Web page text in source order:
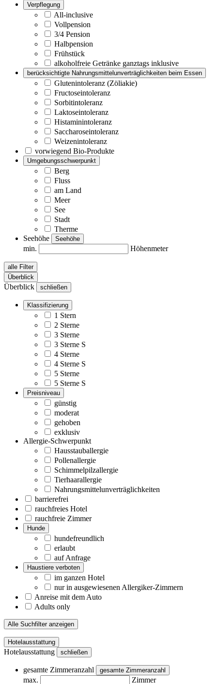
Verpflegung
All-inclusive
Vollpension
3/4 Pension
Halbpension
Frühstück
alkoholfreie Getränke ganztags inklusive
berücksichtigte Nahrungsmittelunverträglichkeiten beim Essen
Glutenintoleranz (Zöliakie)
Fructoseintoleranz
Sorbitintoleranz
Laktoseintoleranz
Histaminintoleranz
Saccharoseintoleranz
Weizenintoleranz
vorwiegend Bio-Produkte
Umgebungsschwerpunkt
Berg
Fluss
am Land
Meer
See
Stadt
Therme
Seehöhe
Seehöhe
min. Höhenmeter
alle Filter
Überblick
Überblick schließen
Klassifizierung
1 Stern
2 Sterne
3 Sterne
3 Sterne S
4 Sterne
4 Sterne S
5 Sterne
5 Sterne S
Preisniveau
günstig
moderat
gehoben
exklusiv
Allergie-Schwerpunkt
Hausstauballergie
Pollenallergie
Schimmelpilzallergie
Tierhaarallergie
Nahrungsmittelunverträglichkeiten
barrierefrei
rauchfreies Hotel
rauchfreie Zimmer
Hunde
hundefreundlich
erlaubt
auf Anfrage
Haustiere verboten
im ganzen Hotel
nur in ausgewiesenen Allergiker-Zimmern
Anreise mit dem Auto
Adults only
Alle Suchfilter anzeigen
Hotelausstattung
Hotelausstattung schließen
gesamte Zimmeranzahl gesamte Zimmeranzahl
max. Zimmer